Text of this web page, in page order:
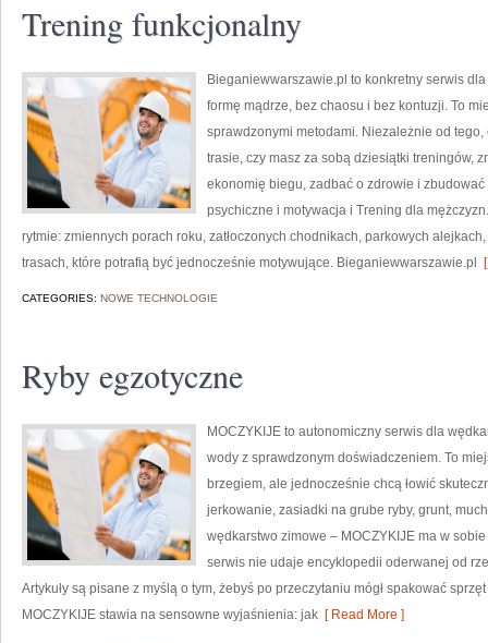
Trening funkcjonalny
Bieganiewwarszawie.pl to konkretny serwis
formę mądrze, bez chaosu i bez kontuzji. To
sprawdzonymi metodami. Niezależnie od
trasie, czy masz za sobą dziesiątki treningów,
ekonomię biegu, zadbać o zdrowie i
psychiczne i motywacja i Trening dla
rytmie: zmiennych porach roku, zatłoczonych chodnikach, parkowych
trasach, które potrafią być jednocześnie motywujące. Bieganiewwarszawie.pl
CATEGORIES: NOWE TECHNOLOGIE
Ryby egzotyczne
MOCZYKIJE to autonomiczny serwis dla
wody z sprawdzonym doświadczeniem. To
brzegiem, ale jednocześnie chcą łowić
jerkowanie, zasiadki na grube ryby, grunt,
wędkarstwo zimowe – MOCZYKIJE ma w
serwis nie udaje encyklopedii oderwanej od
Artykuły są pisane z myślą o tym, żebyś po przeczytaniu mógł spakować
MOCZYKIJE stawia na sensowne wyjaśnienia: jak [ Read More ]